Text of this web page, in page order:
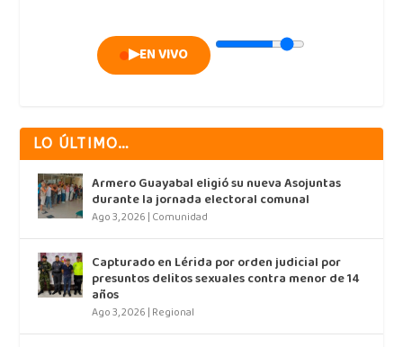
▶EN VIVO
LO ÚLTIMO…
Armero Guayabal eligió su nueva Asojuntas
durante la jornada electoral comunal
Ago 3, 2026 | Comunidad
Capturado en Lérida por orden judicial por
presuntos delitos sexuales contra menor de 14
años
Ago 3, 2026 | Regional